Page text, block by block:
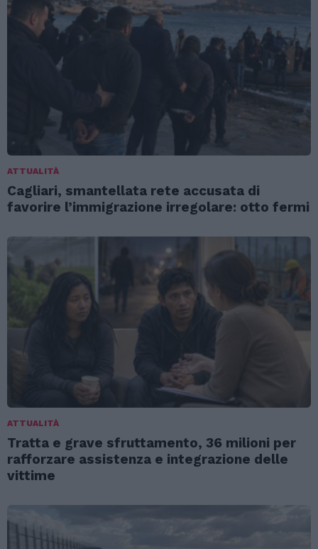
ATTUALITÀ
Cagliari, smantellata rete accusata di
favorire l’immigrazione irregolare: otto fermi
ATTUALITÀ
Tratta e grave sfruttamento, 36 milioni per
rafforzare assistenza e integrazione delle
vittime